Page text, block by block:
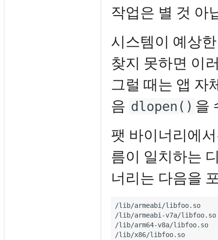
작업은 별 것 아
시스템이 예상
찾지 못하면 이
그럴 때는 앱 자
음 dlopen() 을
팻 바이너리에
름이 일치하는
너리는 다음을
/lib/armeabi/libfoo.so
/lib/armeabi-v7a/libfoo.so
/lib/arm64-v8a/libfoo.so
/lib/x86/libfoo.so